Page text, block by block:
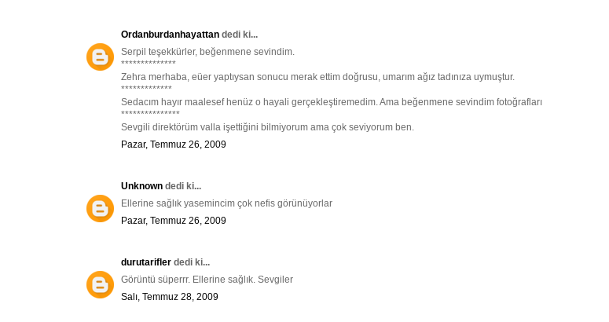
Ordanburdanhayattan dedi ki...
Serpil teşekkürler, beğenmene sevindim.
**************
Zehra merhaba, eüer yaptıysan sonucu merak ettim doğrusu, umarım ağız tadınıza uymuştur.
*************
Sedacım hayır maalesef henüz o hayali gerçekleştiremedim. Ama beğenmene sevindim fotoğrafları
***************
Sevgili direktörüm valla işettiğini bilmiyorum ama çok seviyorum ben.
Pazar, Temmuz 26, 2009
Unknown dedi ki...
Ellerine sağlık yasemincim çok nefis görünüyorlar
Pazar, Temmuz 26, 2009
durutarifler dedi ki...
Görüntü süperrr. Ellerine sağlık. Sevgiler
Salı, Temmuz 28, 2009